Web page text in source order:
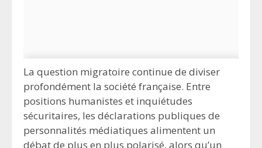
La question migratoire continue de diviser
profondément la société française. Entre
positions humanistes et inquiétudes
sécuritaires, les déclarations publiques de
personnalités médiatiques alimentent un
débat de plus en plus polarisé, alors qu’un